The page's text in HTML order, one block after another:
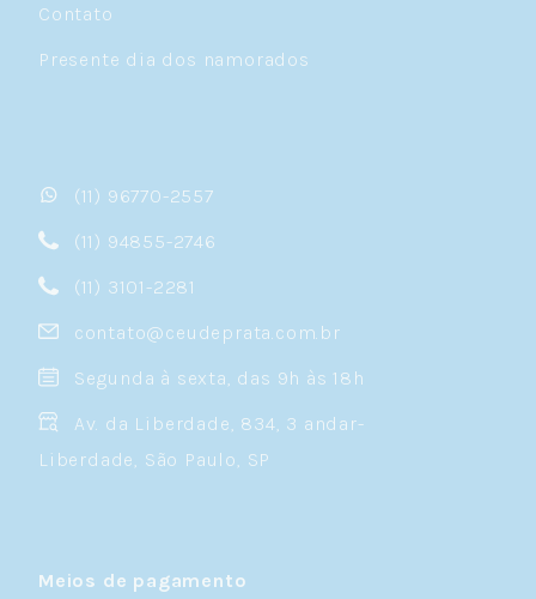
Contato
Presente dia dos namorados
(11) 96770-2557
(11) 94855-2746
(11) 3101-2281
contato@ceudeprata.com.br
Segunda à sexta, das 9h às 18h
Av. da Liberdade, 834, 3 andar-
Liberdade, São Paulo, SP
Meios de pagamento